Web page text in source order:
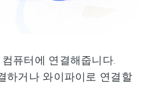
퓨터에 연결해줍니다.
하거나 와이파이로 연결할